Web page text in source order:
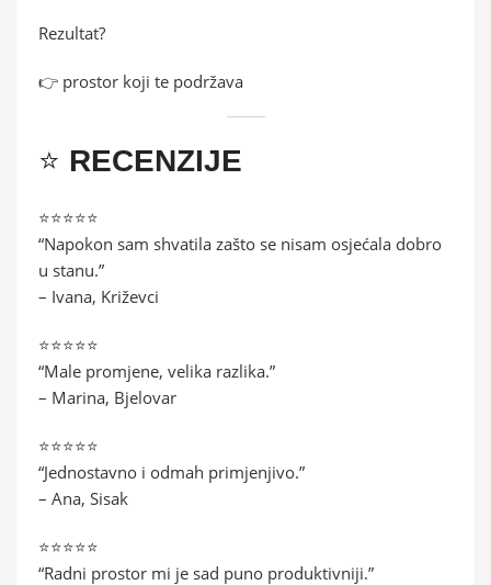
Rezultat?
👉 prostor koji te podržava
⭐ RECENZIJE
⭐️⭐️⭐️⭐️⭐️
“Napokon sam shvatila zašto se nisam osjećala dobro
u stanu.”
– Ivana, Križevci
⭐️⭐️⭐️⭐️⭐️
“Male promjene, velika razlika.”
– Marina, Bjelovar
⭐️⭐️⭐️⭐️⭐️
“Jednostavno i odmah primjenjivo.”
– Ana, Sisak
⭐️⭐️⭐️⭐️⭐️
“Radni prostor mi je sad puno produktivniji.”